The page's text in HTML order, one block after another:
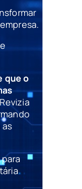
que o